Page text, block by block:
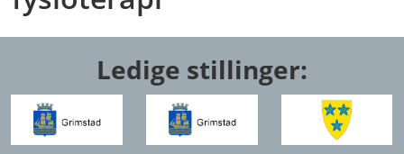
Ledige stillinger: